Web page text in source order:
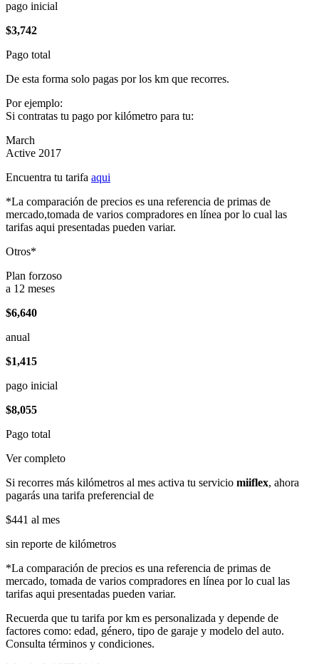
pago inicial
$3,742
Pago total
De esta forma solo pagas por los km que recorres.
Por ejemplo:
Si contratas tu pago por kilómetro para tu:
March
Active 2017
Encuentra tu tarifa aqui
*La comparación de precios es una referencia de primas de
mercado,tomada de varios compradores en línea por lo cual las
tarifas aqui presentadas pueden variar.
Otros*
Plan forzoso
a 12 meses
$6,640
anual
$1,415
pago inicial
$8,055
Pago total
Ver completo
Si recorres más kilómetros al mes activa tu servicio miiflex, ahora
pagarás una tarifa preferencial de
$441 al mes
sin reporte de kilómetros
*La comparación de precios es una referencia de primas de
mercado, tomada de varios compradores en línea por lo cual las
tarifas aqui presentadas pueden variar.
Recuerda que tu tarifa por km es personalizada y depende de
factores como: edad, género, tipo de garaje y modelo del auto.
Consulta términos y condiciones.